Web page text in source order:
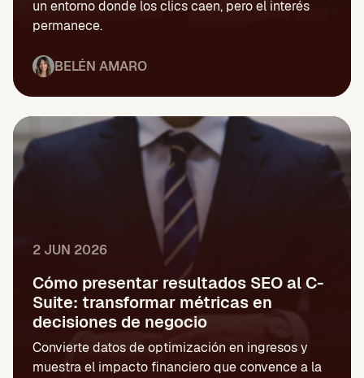
un entorno donde los clics caen, pero el interés
permanece.
BELÉN AMARO
2 JUN 2026
Cómo presentar resultados SEO al C-
Suite: transformar métricas en
decisiones de negocio
Convierte datos de optimización en ingresos y
muestra el impacto financiero que convence a la